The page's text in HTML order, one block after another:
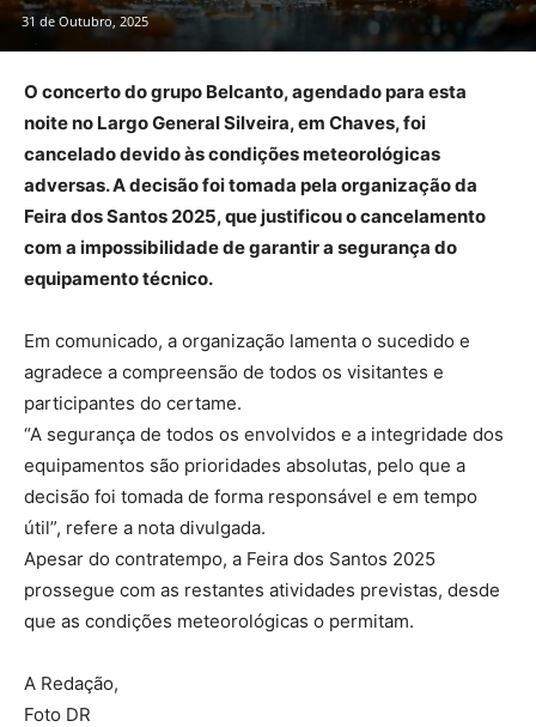
31 de Outubro, 2025
O concerto do grupo Belcanto, agendado para esta
noite no Largo General Silveira, em Chaves, foi
cancelado devido às condições meteorológicas
adversas. A decisão foi tomada pela organização da
Feira dos Santos 2025, que justificou o cancelamento
com a impossibilidade de garantir a segurança do
equipamento técnico.
Em comunicado, a organização lamenta o sucedido e
agradece a compreensão de todos os visitantes e
participantes do certame.
“A segurança de todos os envolvidos e a integridade dos
equipamentos são prioridades absolutas, pelo que a
decisão foi tomada de forma responsável e em tempo
útil”, refere a nota divulgada.
Apesar do contratempo, a Feira dos Santos 2025
prossegue com as restantes atividades previstas, desde
que as condições meteorológicas o permitam.
A Redação,
Foto DR